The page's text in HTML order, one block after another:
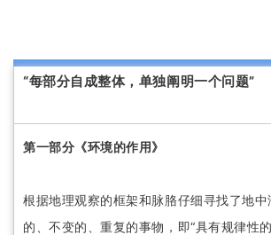
“每部分自成整体，单独阐明一个问题”
第一部分《环境的作用》
根据地理观察的框架和脉胳仔细寻找了地
的、不变的、重复的事物，即“具有规律性